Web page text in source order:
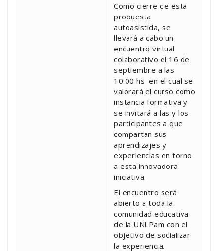
Como cierre de esta
propuesta
autoasistida, se
llevará a cabo un
encuentro virtual
colaborativo el 16 de
septiembre a las
10:00 hs en el cual se
valorará el curso como
instancia formativa y
se invitará a las y los
participantes a que
compartan sus
aprendizajes y
experiencias en torno
a esta innovadora
iniciativa.
El encuentro será
abierto a toda la
comunidad educativa
de la UNLPam con el
objetivo de socializar
la experiencia.